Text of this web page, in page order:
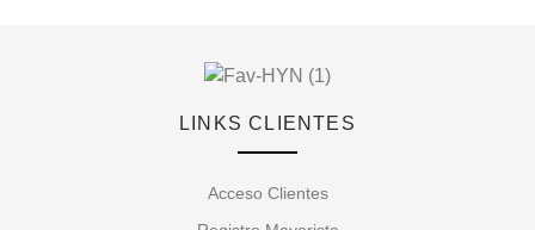
LINKS CLIENTES
Acceso Clientes